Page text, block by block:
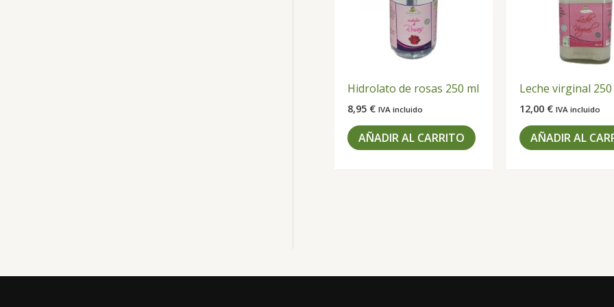
Hidrolato de rosas 250 ml
8,95 € IVA incluido
AÑADIR AL CARRITO
Leche virginal 250
12,00 € IVA incluido
AÑADIR AL